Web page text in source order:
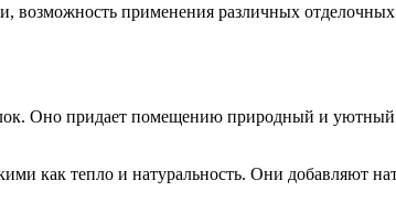
возможность применения различных
Оно придает помещению природный и
как тепло и натуральность. Они добавляют